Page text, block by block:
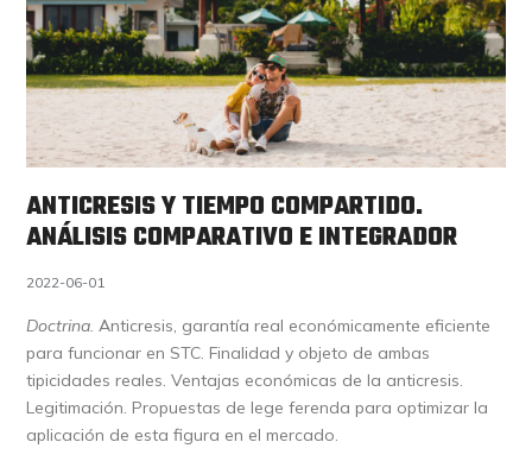
ANTICRESIS Y TIEMPO COMPARTIDO.
ANÁLISIS COMPARATIVO E INTEGRADOR
2022-06-01
Doctrina. Anticresis, garantía real económicamente eficiente
para funcionar en STC. Finalidad y objeto de ambas
tipicidades reales. Ventajas económicas de la anticresis.
Legitimación. Propuestas de lege ferenda para optimizar la
aplicación de esta figura en el mercado.